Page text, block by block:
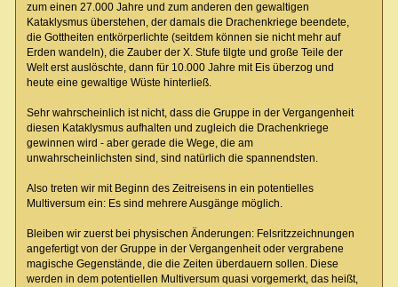
zum einen 27.000 Jahre und zum anderen den gewaltigen
Kataklysmus überstehen, der damals die Drachenkriege beendete,
die Gottheiten entkörperlichte (seitdem können sie nicht mehr auf
Erden wandeln), die Zauber der X. Stufe tilgte und große Teile der
Welt erst auslöschte, dann für 10.000 Jahre mit Eis überzog und
heute eine gewaltige Wüste hinterließ.
Sehr wahrscheinlich ist nicht, dass die Gruppe in der Vergangenheit
diesen Kataklysmus aufhalten und zugleich die Drachenkriege
gewinnen wird - aber gerade die Wege, die am
unwahrscheinlichsten sind, sind natürlich die spannendsten.
Also treten wir mit Beginn des Zeitreisens in ein potentielles
Multiversum ein: Es sind mehrere Ausgänge möglich.
Bleiben wir zuerst bei physischen Änderungen: Felsritzzeichnungen
angefertigt von der Gruppe in der Vergangenheit oder vergrabene
magische Gegenstände, die die Zeiten überdauern sollen. Diese
werden in dem potentiellen Multiversum quasi vorgemerkt, das heißt,